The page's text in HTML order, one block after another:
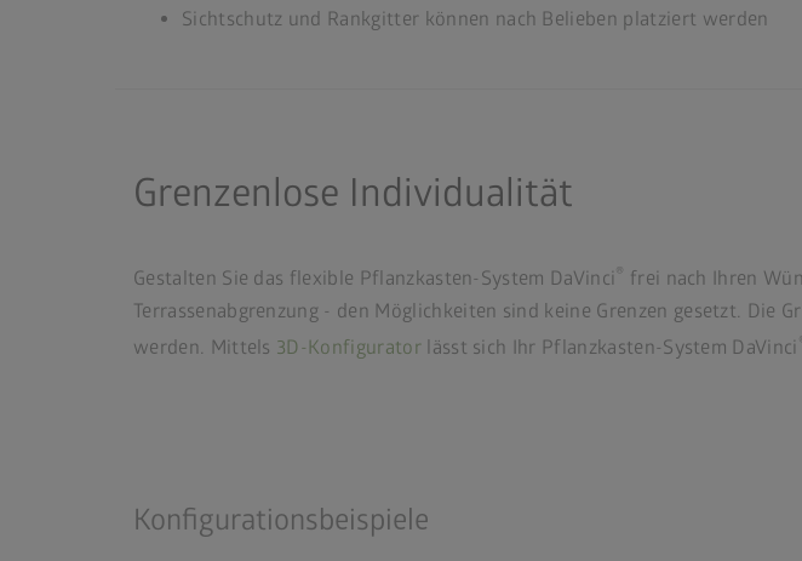
Sichtschutz und Rankgitter können nach Belieben platziert werden
Grenzenlose Individualität
Gestalten Sie das flexible Pflanzkasten-System DaVinci
frei nach Ihren
Terrassenabgrenzung - den Möglichkeiten sind keine Grenzen gesetzt.
werden. Mittels 3D-Konfiguratorlässt sich Ihr Pflanzkasten-System DaVinci
Konfigurationsbeispiele